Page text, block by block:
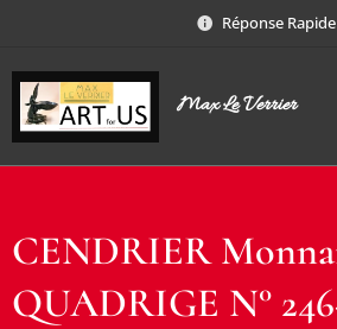
Réponse Rapide
Max Le Verrier
CENDRIER
QUADRIGE N°